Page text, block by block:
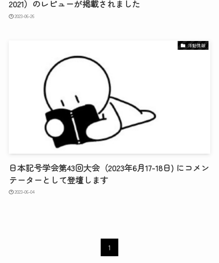
2021）のレビューが掲載されました
2023-06-26
活動情報
日本記号学会第43回大会（2023年6月17-18日) にコメン
テーターとして登壇します
2023-06-04
1